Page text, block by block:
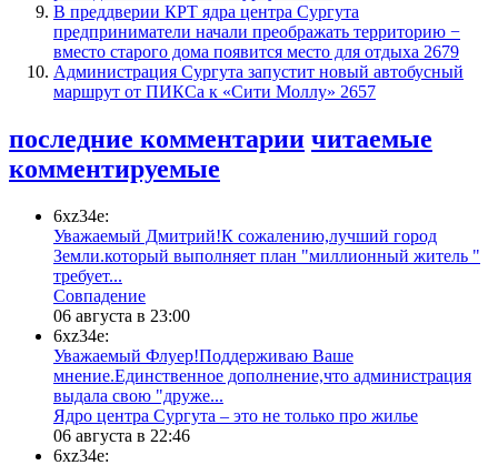
​В преддверии КРТ ядра центра Сургута
предприниматели начали преображать территорию −
вместо старого дома появится место для отдыха 2679
​Администрация Сургута запустит новый автобусный
маршрут от ПИКСа к «Сити Моллу» 2657
последние комментарии читаемые
комментируемые
6xz34e:
Уважаемый Дмитрий!К сожалению,лучший город
Земли.который выполняет план "миллионный житель "
требует...
​Совпадение
06 августа в 23:00
6xz34e:
Уважаемый Флуер!Поддерживаю Ваше
мнение.Единственное дополнение,что администрация
выдала свою "друже...
​Ядро центра Сургута ‒ это не только про жилье
06 августа в 22:46
6xz34e: